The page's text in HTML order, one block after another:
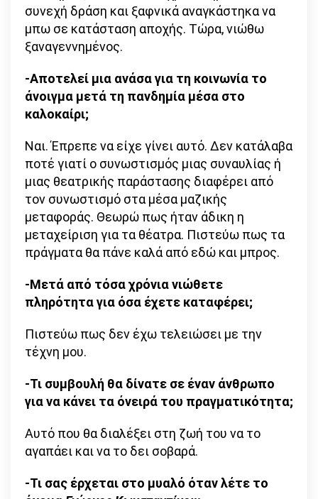
συνεχή δράση και ξαφνικά αναγκάστηκα να
μπω σε κατάσταση αποχής. Τώρα, νιώθω
ξαναγεννημένος.
-Αποτελεί μια ανάσα για τη κοινωνία το
άνοιγμα μετά τη πανδημία μέσα στο
καλοκαίρι;
Ναι. Έπρεπε να είχε γίνει αυτό. Δεν κατάλαβα
ποτέ γιατί ο συνωστισμός μιας συναυλίας ή
μιας θεατρικής παράστασης διαφέρει από
τον συνωστισμό στα μέσα μαζικής
μεταφοράς. Θεωρώ πως ήταν άδικη η
μεταχείριση για τα θέατρα. Πιστεύω πως τα
πράγματα θα πάνε καλά από εδώ και μπρος.
-Μετά από τόσα χρόνια νιώθετε
πληρότητα για όσα έχετε καταφέρει;
Πιστεύω πως δεν έχω τελειώσει με την
τέχνη μου.
-Τι συμβουλή θα δίνατε σε έναν άνθρωπο
για να κάνει τα όνειρά του πραγματικότητα;
Αυτό που θα διαλέξει στη ζωή του να το
αγαπάει και να το δει σοβαρά.
-Τι σας έρχεται στο μυαλό όταν λέτε το